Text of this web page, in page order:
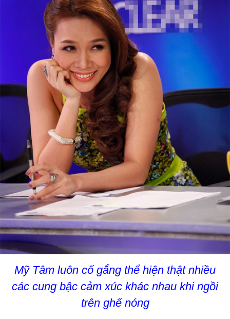
Mỹ Tâm luôn cố gắng thể hiện thật nhiều
các cung bậc cảm xúc khác nhau khi ngồi
trên ghế nóng